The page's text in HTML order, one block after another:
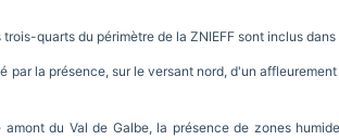
quarts du périmètre de la ZNIEFF sont inclus
par la présence, sur le versant nord, d'un
du Val de Galbe, la présence de zones